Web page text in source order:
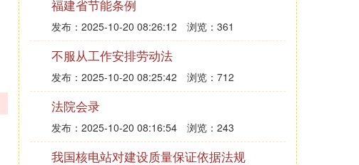
福建省节能条例
发布：2025-10-20 08:26:12 浏览：361
不服从工作安排劳动法
发布：2025-10-20 08:25:42 浏览：712
法院会录
发布：2025-10-20 08:16:54 浏览：243
我国核电站对建设质量保证依据法规